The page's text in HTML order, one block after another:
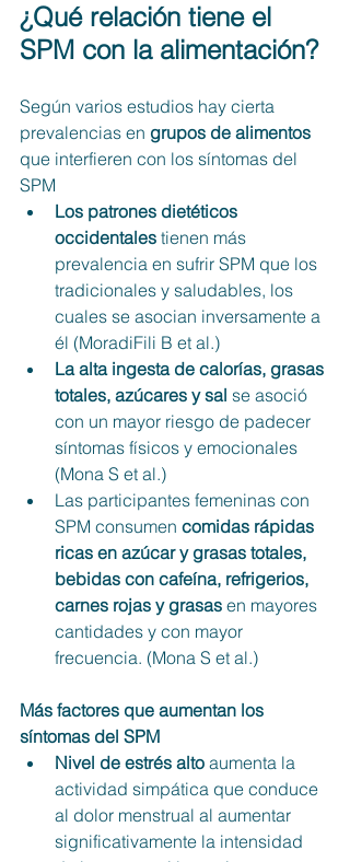
¿Qué relación tiene el
SPM con la alimentación?
Según varios estudios hay cierta
prevalencias en grupos de alimentos
que interfieren con los síntomas del
SPM
Los patrones dietéticos
occidentales tienen más
prevalencia en sufrir SPM que los
tradicionales y saludables, los
cuales se asocian inversamente a
él (MoradiFili B et al.)
La alta ingesta de calorías, grasas
totales, azúcares y sal se asoció
con un mayor riesgo de padecer
síntomas físicos y emocionales
(Mona S et al.)
Las participantes femeninas con
SPM consumen comidas rápidas
ricas en azúcar y grasas totales,
bebidas con cafeína, refrigerios,
carnes rojas y grasas en mayores
cantidades y con mayor
frecuencia. (Mona S et al.)
Más factores que aumentan los
síntomas del SPM
Nivel de estrés alto aumenta la
actividad simpática que conduce
al dolor menstrual al aumentar
significativamente la intensidad